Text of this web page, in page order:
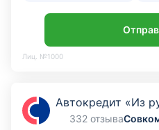
Лиц. №1000
Автокредит «Из
332 отзыва